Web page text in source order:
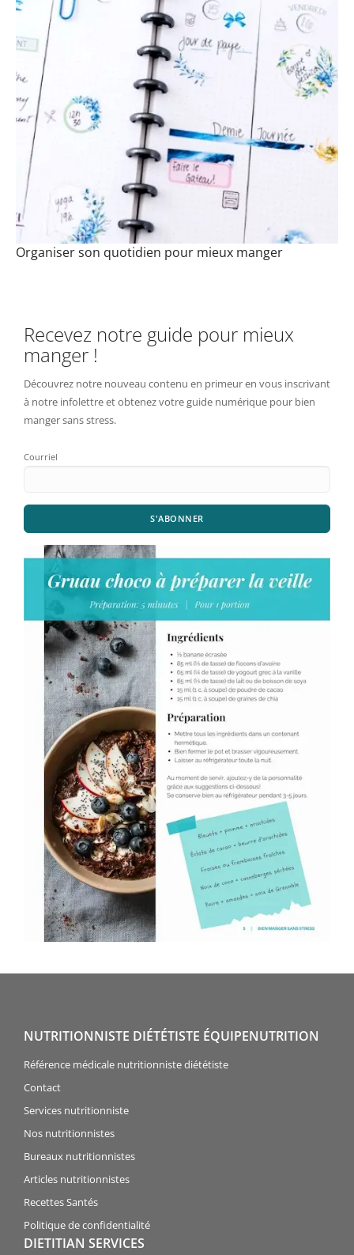
Organiser son quotidien pour mieux manger
Recevez notre guide pour mieux
manger !
Découvrez notre nouveau contenu en primeur en vous inscrivant
à notre infolettre et obtenez votre guide numérique pour bien
manger sans stress.
Courriel
S'ABONNER
NUTRITIONNISTE DIÉTÉTISTE ÉQUIPENUTRITION
Référence médicale nutritionniste diététiste
Contact
Services nutritionniste
Nos nutritionnistes
Bureaux nutritionnistes
Articles nutritionnistes
Recettes Santés
Politique de confidentialité
DIETITIAN SERVICES